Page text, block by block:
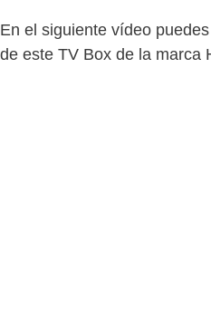
En el siguiente vídeo
de este TV Box de la marca